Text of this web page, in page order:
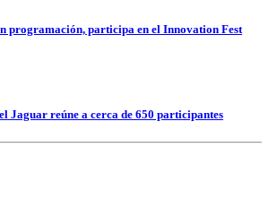
programación, participa en el Innovation Fest
Jaguar reúne a cerca de 650 participantes